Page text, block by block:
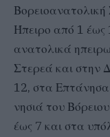
Ήπειρο από 1
ανατολικά
Στερεά και στην
12, στα
νησιά του
έως 7 και στα